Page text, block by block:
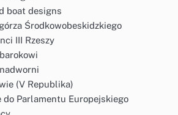
boat designs
Środkowobeskidzkiego
III Rzeszy
(V Republika)
do Parlamentu Europejskiego